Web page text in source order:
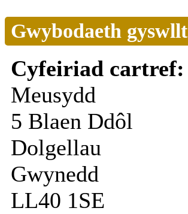
Gwybodaeth gyswllt
Cyfeiriad cartref:
Meusydd
5 Blaen Ddôl
Dolgellau
Gwynedd
LL40 1SE